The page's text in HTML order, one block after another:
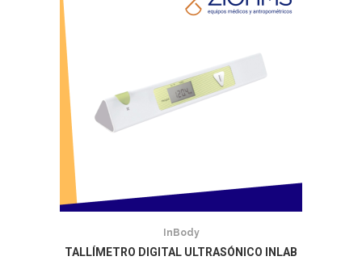
InBody
TALLÍMETRO DIGITAL ULTRASÓNICO INLAB